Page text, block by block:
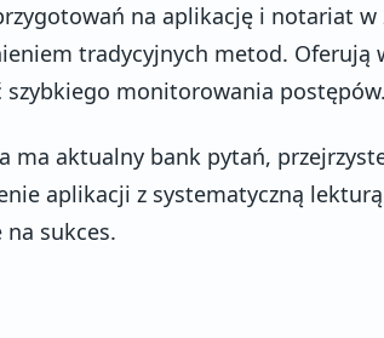
na aplikację i notariat w
tradycyjnych metod. Oferują
szybkiego monitorowania postępów.
ma aktualny bank pytań,
aplikacji z systematyczną
na sukces.